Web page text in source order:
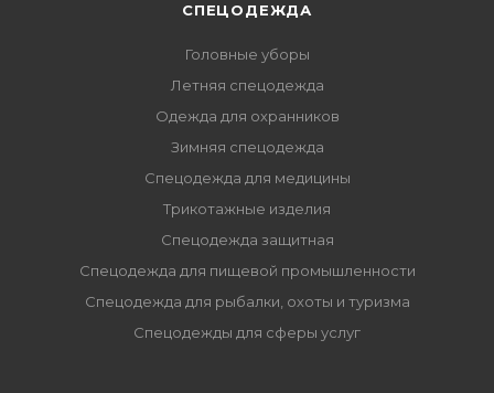
СПЕЦОДЕЖДА
Головные уборы
Летняя спецодежда
Одежда для охранников
Зимняя спецодежда
Спецодежда для медицины
Трикотажные изделия
Спецодежда защитная
Спецодежда для пищевой промышленности
Спецодежда для рыбалки, охоты и туризма
Спецодежды для сферы услуг